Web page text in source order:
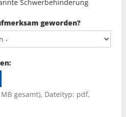
Schwerbehinderung
geworden?
:
gesamt), Dateityp: pdf,